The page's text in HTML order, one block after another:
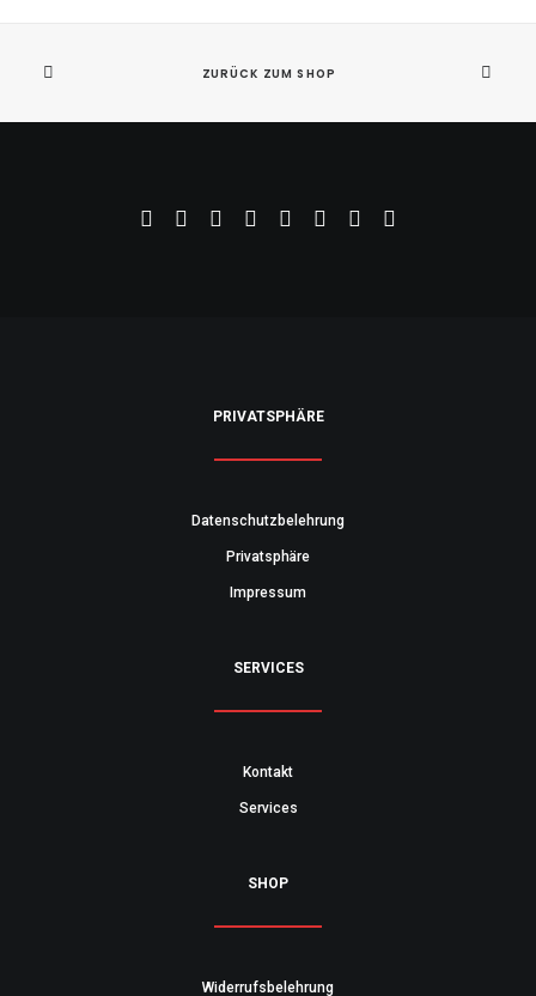
ZURÜCK ZUM SHOP
PRIVATSPHÄRE
Datenschutzbelehrung
Privatsphäre
Impressum
SERVICES
Kontakt
Services
SHOP
Widerrufsbelehrung